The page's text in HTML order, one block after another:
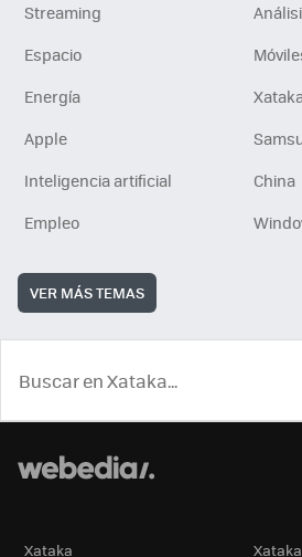
Streaming
Espacio
Energía
Apple
Inteligencia artificial
China
Empleo
VER MÁS TEMAS
Xataka